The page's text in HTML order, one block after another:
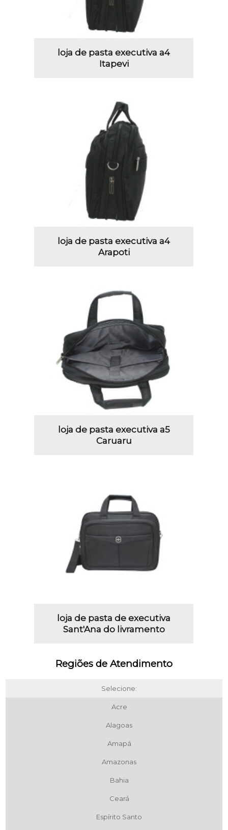
loja de pasta executiva a4
Itapevi
loja de pasta executiva a4
Arapoti
loja de pasta executiva a5
Caruaru
loja de pasta de executiva
Sant'Ana do livramento
Regiões de Atendimento
Selecione:
Acre
Alagoas
Amapá
Amazonas
Bahia
Ceará
Espírito Santo